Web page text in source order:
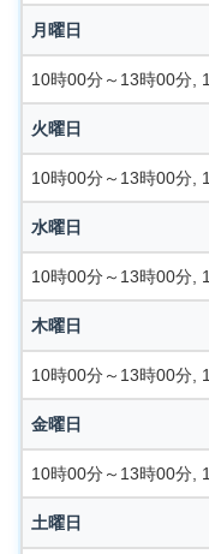
月曜日
10時00分～13時00分,
火曜日
10時00分～13時00分,
水曜日
10時00分～13時00分,
木曜日
10時00分～13時00分,
金曜日
10時00分～13時00分,
土曜日